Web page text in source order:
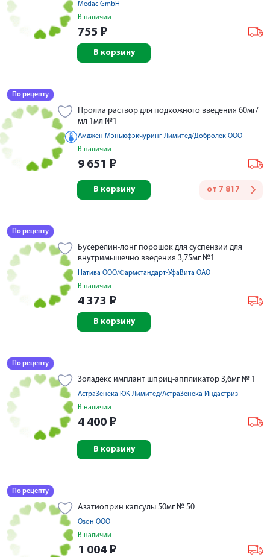
Medac GmbH
В наличии
755 ₽
В корзину
По рецепту
Пролиа раствор для подкожного введения 60мг/
мл 1мл №1
Амджен Мэньюфэкчуринг Лимитед/Добролек ООО
В наличии
9 651 ₽
от 7 817
В корзину
По рецепту
Бусерелин-лонг порошок для суспензии для
внутримышечно введения 3,75мг №1
Натива ООО/Фармстандарт-УфаВита ОАО
В наличии
4 373 ₽
В корзину
По рецепту
Золадекс имплант шприц-аппликатор 3,6мг № 1
АстраЗенека ЮК Лимитед/АстраЗенека Индастриз
В наличии
4 400 ₽
В корзину
По рецепту
Азатиоприн капсулы 50мг № 50
Озон ООО
В наличии
1 004 ₽